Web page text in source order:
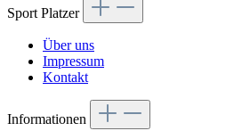
Sport Platzer
Über uns
Impressum
Kontakt
Informationen